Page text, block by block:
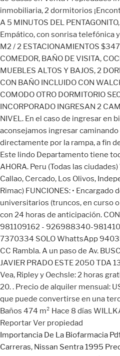
Importancia De La Biofarmacia
Carreras, Nissan Sentra 1995